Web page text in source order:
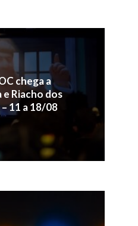
chega a
Riacho dos
11 a 18/08